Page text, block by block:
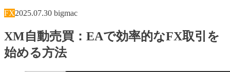
FX2025.07.30 bigmac
XM自動売買：EAで効率的なFX取引を
始める方法